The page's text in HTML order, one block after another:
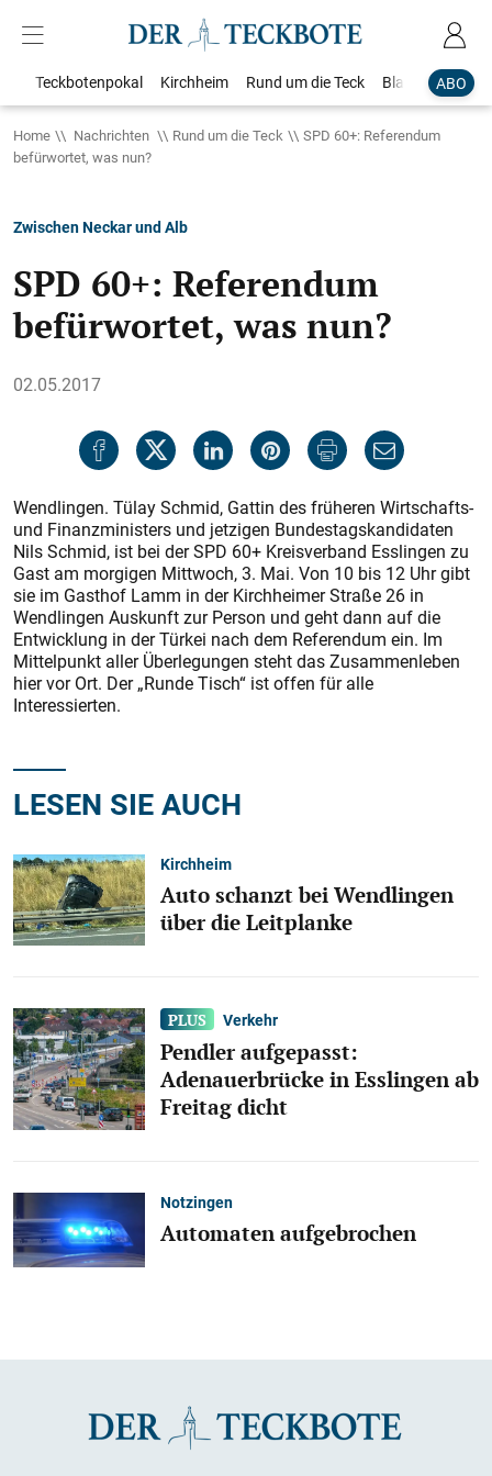
ABO
Teckbotenpokal Kirchheim Rund um die Teck Blaulicht
Home Nachrichten Rund um die Teck
SPD 60+: Referendum
befürwortet, was nun?
Zwischen Neckar und Alb
SPD 60+: Referendum
befürwortet, was nun?
02.05.2017
Wendlingen. Tülay Schmid, Gattin des früheren Wirtschafts-
und Finanzministers und jetzigen Bundestagskandidaten
Nils Schmid, ist bei der SPD 60+ Kreisverband Esslingen zu
Gast am morgigen Mittwoch, 3. Mai. Von 10 bis 12 Uhr gibt
sie im Gasthof Lamm in der Kirchheimer Straße 26 in
Wendlingen Auskunft zur Person und geht dann auf die
Entwicklung in der Türkei nach dem Referendum ein. Im
Mittelpunkt aller Überlegungen steht das Zusammenleben
hier vor Ort. Der „Runde Tisch“ ist offen für alle
Interessierten.
LESEN SIE AUCH
Kirchheim
Auto schanzt bei Wendlingen
über die Leitplanke
Verkehr
Pendler aufgepasst:
Adenauerbrücke in Esslingen ab
Freitag dicht
Notzingen
Automaten aufgebrochen